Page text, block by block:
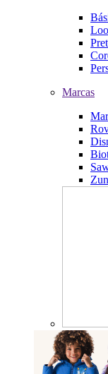
Marcas